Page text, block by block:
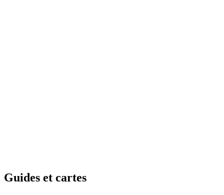
Guides et cartes